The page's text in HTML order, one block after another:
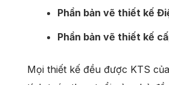
Phần bản vẽ thiết kế
Phần bản vẽ thiết kế
Mọi thiết kế đều được KTS